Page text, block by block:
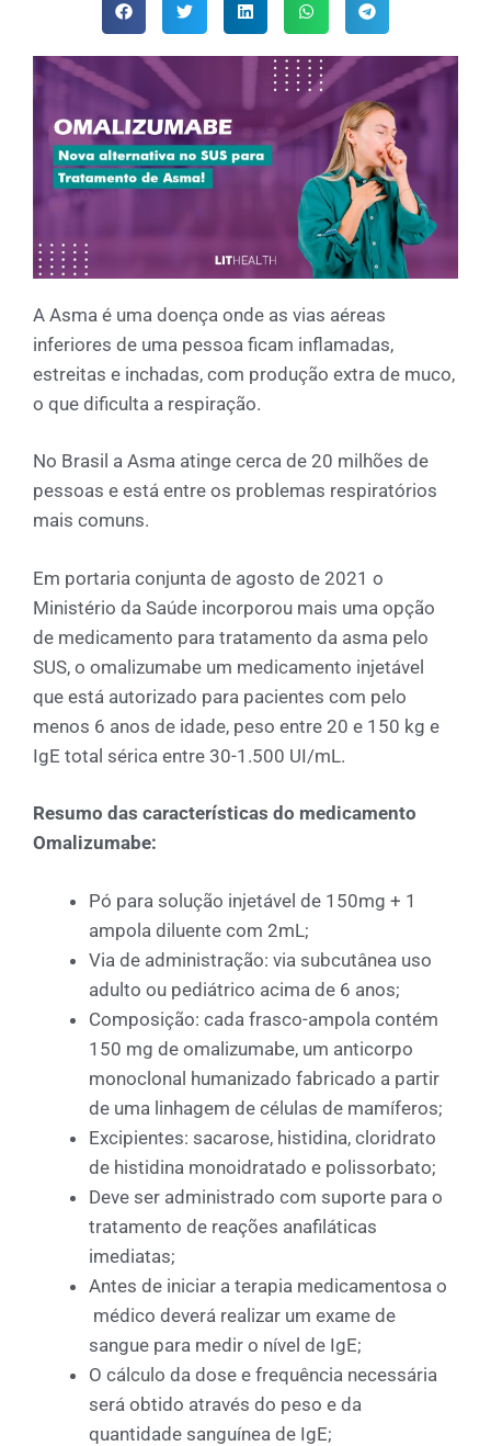
A Asma é uma doença onde as vias aéreas
inferiores de uma pessoa ficam inflamadas,
estreitas e inchadas, com produção extra de muco,
o que dificulta a respiração.
No Brasil a Asma atinge cerca de 20 milhões de
pessoas e está entre os problemas respiratórios
mais comuns.
Em portaria conjunta de agosto de 2021 o
Ministério da Saúde incorporou mais uma opção
de medicamento para tratamento da asma pelo
SUS, o omalizumabe um medicamento injetável
que está autorizado para pacientes com pelo
menos 6 anos de idade, peso entre 20 e 150 kg e
IgE total sérica entre 30-1.500 UI/mL.
Resumo das características do medicamento
Omalizumabe:
Pó para solução injetável de 150mg + 1
ampola diluente com 2mL;
Via de administração: via subcutânea uso
adulto ou pediátrico acima de 6 anos;
Composição: cada frasco-ampola contém
150 mg de omalizumabe, um anticorpo
monoclonal humanizado fabricado a partir
de uma linhagem de células de mamíferos;
Excipientes: sacarose, histidina, cloridrato
de histidina monoidratado e polissorbato;
Deve ser administrado com suporte para o
tratamento de reações anafiláticas
imediatas;
Antes de iniciar a terapia medicamentosa o
médico deverá realizar um exame de
sangue para medir o nível de IgE;
O cálculo da dose e frequência necessária
será obtido através do peso e da
quantidade sanguínea de IgE;